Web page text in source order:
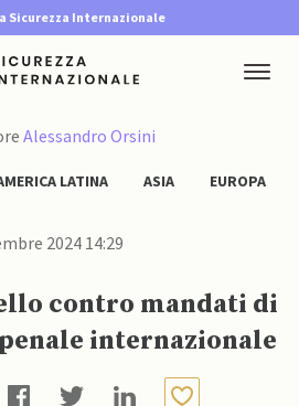
Sicurezza Internazionale
Alessandro Orsini
LATINA ASIA EUROPA
2024 14:29
contro mandati di
internazionale